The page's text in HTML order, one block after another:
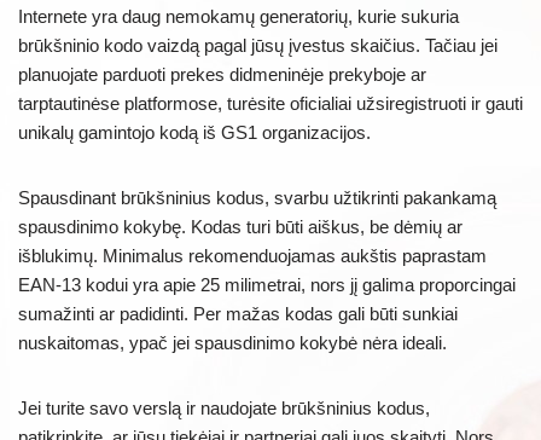
Internete yra daug nemokamų generatorių, kurie sukuria
brūkšninio kodo vaizdą pagal jūsų įvestus skaičius. Tačiau jei
planuojate parduoti prekes didmeninėje prekyboje ar
tarptautinėse platformose, turėsite oficialiai užsiregistruoti ir gauti
unikalų gamintojo kodą iš GS1 organizacijos.
Spausdinant brūkšninius kodus, svarbu užtikrinti pakankamą
spausdinimo kokybę. Kodas turi būti aiškus, be dėmių ar
išblukimų. Minimalus rekomenduojamas aukštis paprastam
EAN-13 kodui yra apie 25 milimetrai, nors jį galima proporcingai
sumažinti ar padidinti. Per mažas kodas gali būti sunkiai
nuskaitomas, ypač jei spausdinimo kokybė nėra ideali.
Jei turite savo verslą ir naudojate brūkšninius kodus,